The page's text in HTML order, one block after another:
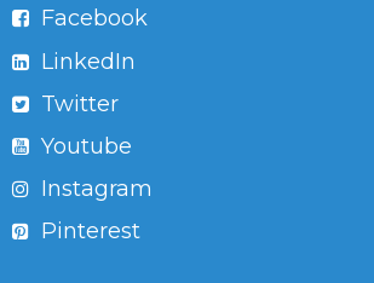
Facebook
LinkedIn
Twitter
Youtube
Instagram
Pinterest